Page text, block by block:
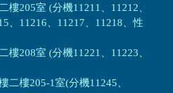
樓205室 (分機11211、11212、
、11216、11217、11218、性
樓208室 (分機11221、11223、
二樓205-1室(分機11245、